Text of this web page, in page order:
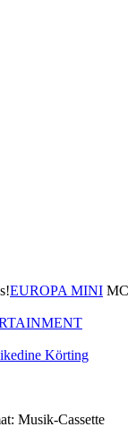
EUROPA MINI MC
Körting
Musik-Cassette